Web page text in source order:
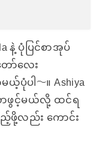
နဲ့ ပုံပြင်စာအုပ်
ာ်လေး
ပုံပါ〜။ Ashiya
ဖွင့်မယ်လို့ ထင်ရ
လည်း ကောင်း